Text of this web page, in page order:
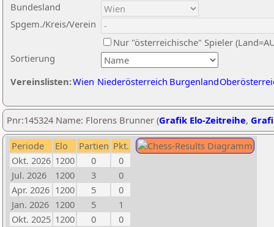
Sortierung
Bundesland
Spgem./Kreis/Verein
Nur "österreichische" Spieler
Vereinslisten:Wien Niederösterreich Burgenland
Pnr:145324 Name: Florens Brunner (Grafik Elo-Zeitreihe,
Periode Elo Partien Pkt.
Okt. 2026 1200 0
0
Jul. 2026
1200 3
0
Apr. 2026 1200 5
0
Jan. 2026 1200 5
1
Okt. 2025 1200 0
0